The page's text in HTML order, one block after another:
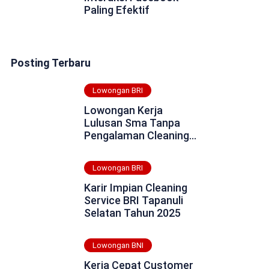
Paling Efektif
Posting Terbaru
Lowongan BRI
Lowongan Kerja
Lulusan Sma Tanpa
Pengalaman Cleaning
Tasikmalaya Tahun
2025
Lowongan BRI
Karir Impian Cleaning
Service BRI Tapanuli
Selatan Tahun 2025
Lowongan BNI
Kerja Cepat Customer